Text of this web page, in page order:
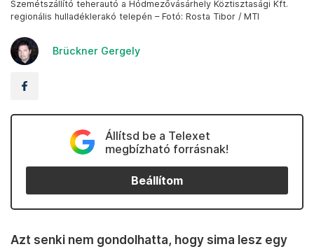
Szemétszállító teherautó a Hódmezővásárhely Köztisztasági Kft.
regionális hulladéklerakó telepén – Fotó: Rosta Tibor / MTI
Brückner Gergely
Állítsd be a Telexet
megbízható forrásnak!
Beállítom
Azt senki nem gondolhatta, hogy sima lesz egy